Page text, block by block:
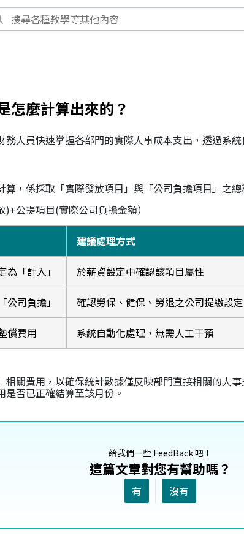
怎麼計算出來的？
務人員快速掌握各部門的實際人事成本支出，透過系
，係採取「實際發放項目」與「公司負擔項目」之
公提項目(實際公司負擔金額）
建議處理方式
「計入」 於薪資設定中確認該項目屬性
司負擔」 確認勞保、健保、勞退之公司提繳設定
償費用 系統自動化處理，無需人工干預
關費用，以確保統計數據僅反映部門直接相關的人
是否已正確結算至該月份。
給我們一些 FeedBack 吧！
這篇文章對您有幫助嗎？
有 沒有